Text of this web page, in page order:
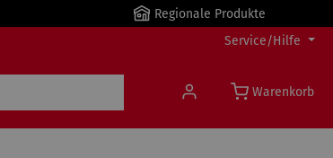
Regionale Produkte
Service/Hilfe
Warenkorb